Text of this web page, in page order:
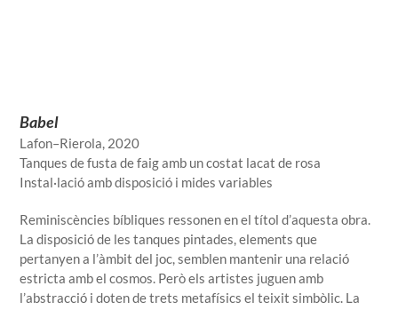
Babel
Lafon–Rierola, 2020
Tanques de fusta de faig amb un costat lacat de rosa
Instal·lació amb disposició i mides variables
Reminiscències bíbliques ressonen en el títol d’aquesta obra.
La disposició de les tanques pintades, elements que
pertanyen a l’àmbit del joc, semblen mantenir una relació
estricta amb el cosmos. Però els artistes juguen amb
l’abstracció i doten de trets metafísics el teixit simbòlic. La